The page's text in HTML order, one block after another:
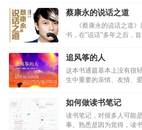
玩手机不会产生价值，而且在浪费价值手机是
天…
父，孝不比兄，苦不责妻
讲的什么故事？上世纪六
市“光字片”区居住着周姓
加“大三线”建设，长子周
批下乡知青，长女周蓉追
村，周家只留下周秉昆与
秉义大学毕业后从政，在
途沉浮；周蓉…
蔡康永的说话之道
《蔡康永的说话之道》
书，在"说话"多年之后，
人喜欢的你，在未来变得
说话之道》包括40篇精彩
美的醍醐味，并配以熊宝
画，如同蔡康永的主持风
趣。 蔡康永一直是我喜欢的主持人，他那幽默犀利
的话语一直深受观众喜爱
追风筝的人
这本书通篇基本上没有很
生中重要的亲情、友情、
免深思:我们到底要用什么
其实作者已经通过书中的
的舒坦，为了未来不再有
点，诚实一点。多一点爱
如何做读书笔记
读书笔记，对很多人可能
事。熟悉是因为觉得，读